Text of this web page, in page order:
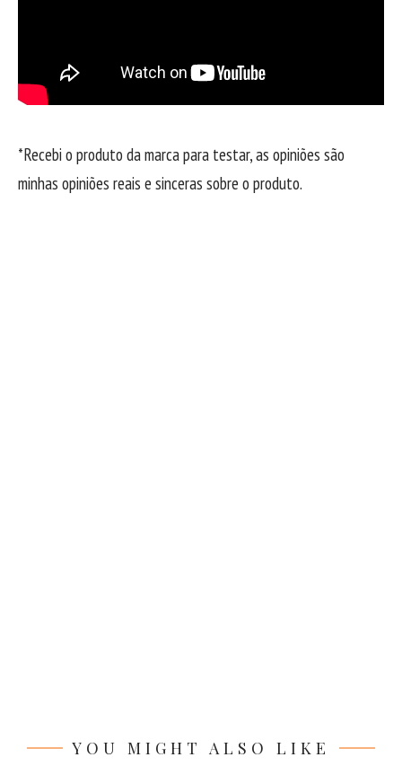
*Recebi o produto da marca para testar, as opiniões são
minhas opiniões reais e sinceras sobre o produto.
YOU MIGHT ALSO LIKE